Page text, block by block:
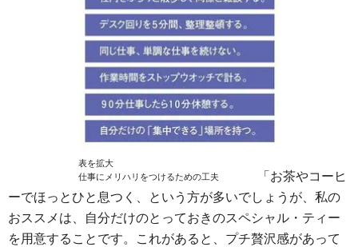
表を拡大
仕事にメリハリをつけるための工夫
「お茶やコーヒ
ーでほっとひと息つく、という方が多いでしょうが、私の
おススメは、自分だけのとっておきのスペシャル・ティー
を用意することです。これがあると、プチ贅沢感があって